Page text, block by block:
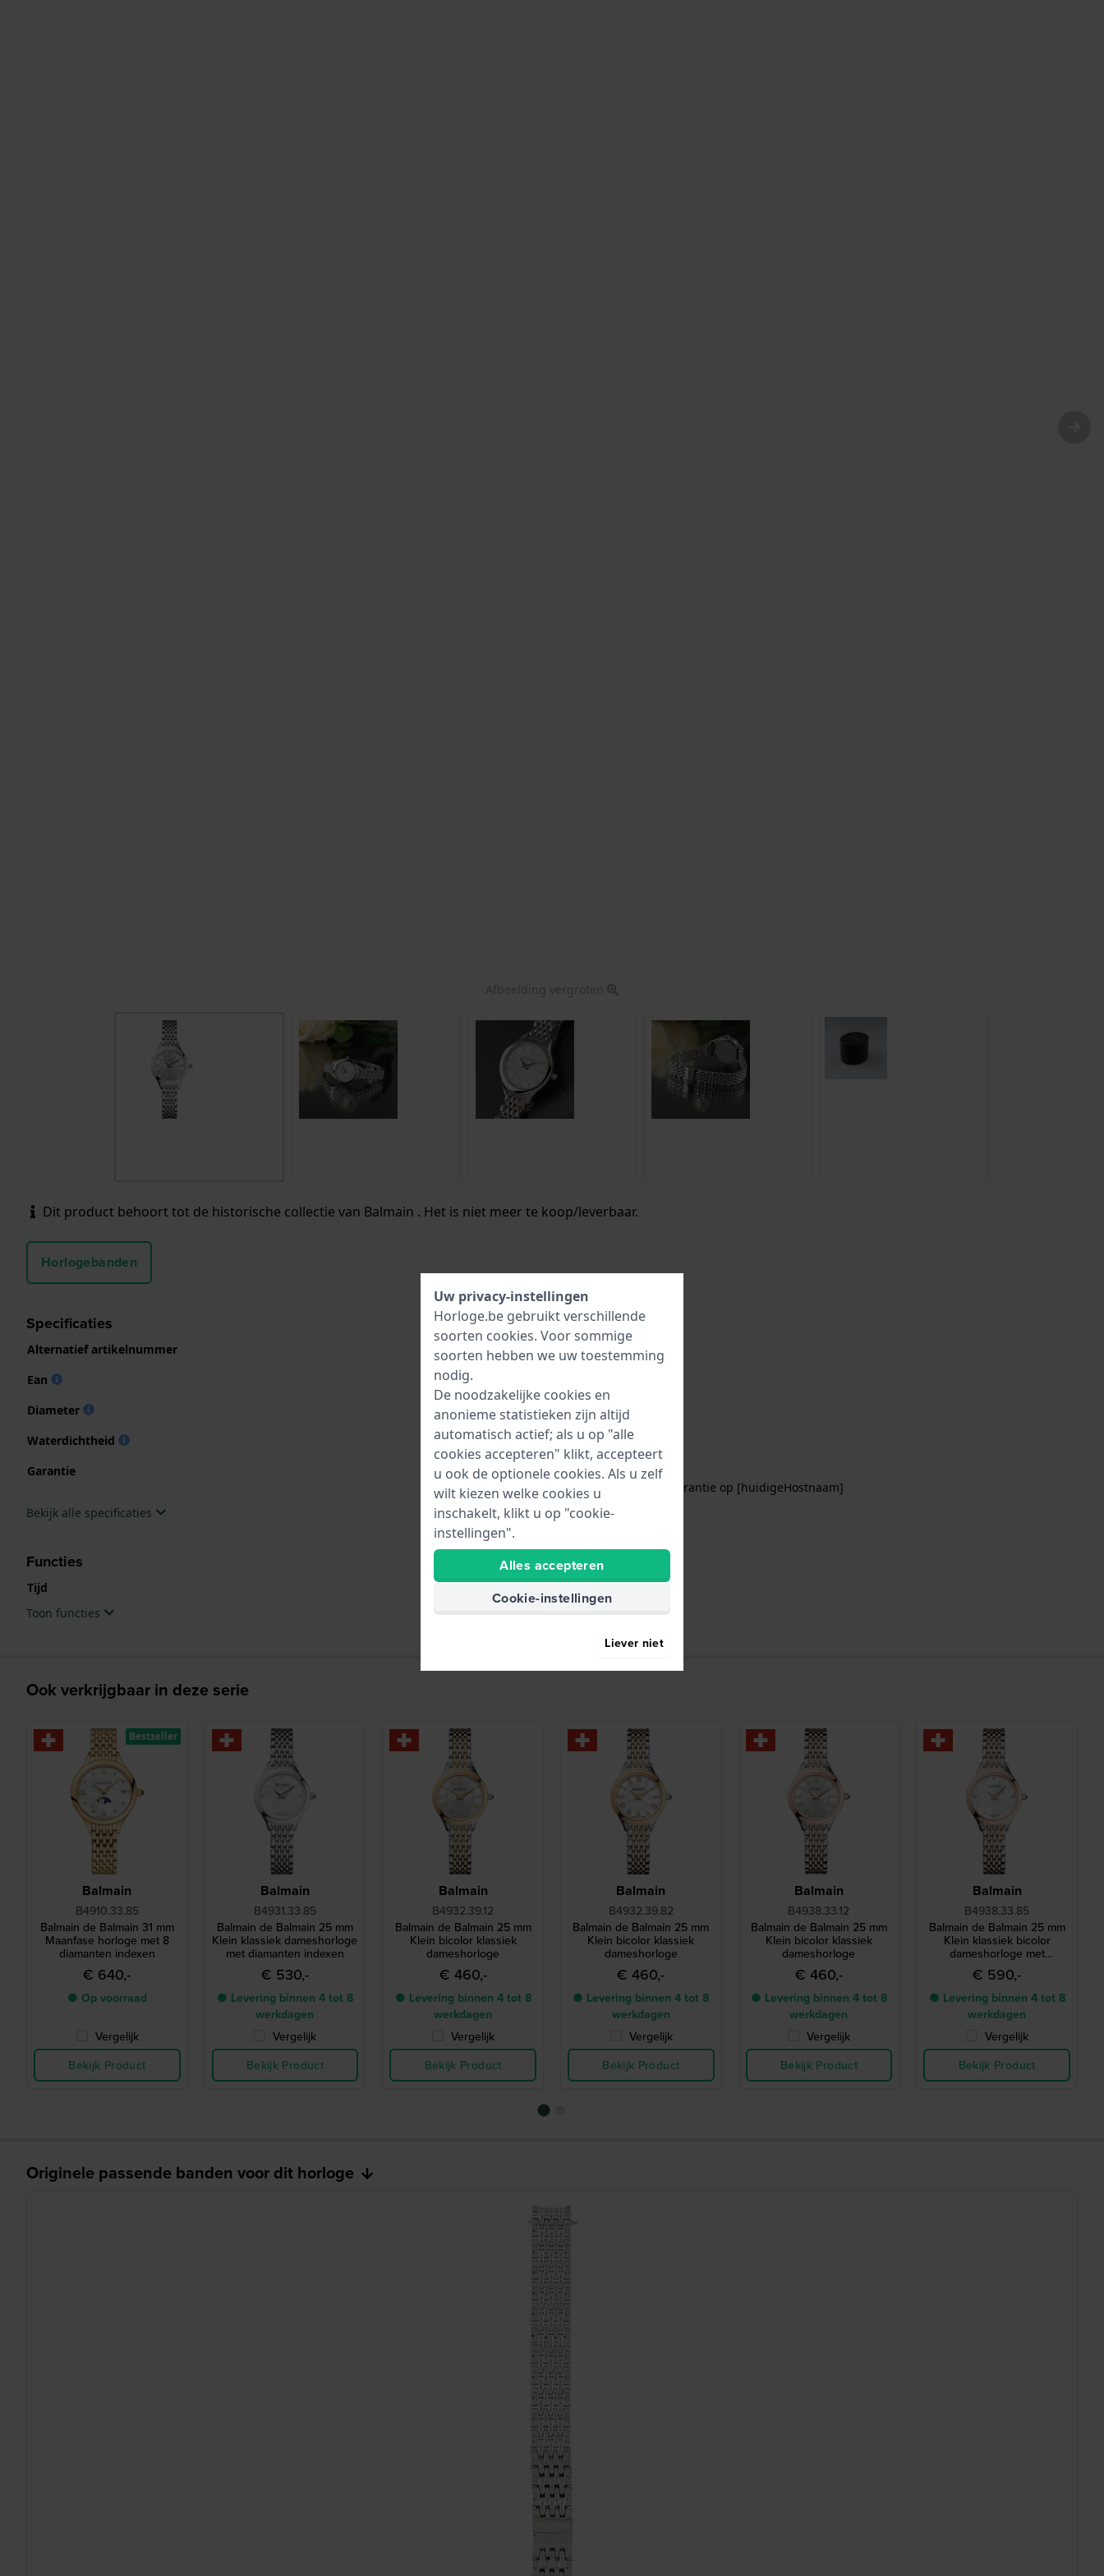
Afbeelding vergroten
Dit product behoort tot de historische collectie van Balmain . Het is niet meer te koop/leverbaar.
Horlogebanden
Specificaties
Alternatief artikelnummer
B49313312
Ean
Diameter
25 mm
Waterdichtheid
5 Bar (douchen)
Garantie
2 jaar garantie
Gratis
1 jaar extra garantie op [huidigeHostnaam]
Bekijk alle specificaties
Functies
Tijd
Uren - Analoge wijzer
Toon functies
Ook verkrijgbaar in deze serie
Balmain
B4910.33.85
Balmain de Balmain 31 mm
Maanfase horloge met 8
diamanten indexen
€ 640,-
● Op voorraad
Vergelijk
Bekijk Product
Bestseller
Balmain
B4931.33.85
Balmain de Balmain 25 mm
Klein klassiek dameshorloge
met diamanten indexen
€ 530,-
● Levering binnen 4 tot 8
werkdagen
Vergelijk
Bekijk Product
Balmain
B4932.39.12
Balmain de Balmain 25 mm
Klein bicolor klassiek
dameshorloge
€ 460,-
● Levering binnen 4 tot 8
werkdagen
Vergelijk
Bekijk Product
Balmain
B4932.39.82
Balmain de Balmain 25 mm
Klein bicolor klassiek
dameshorloge
€ 460,-
● Levering binnen 4 tot 8
werkdagen
Vergelijk
Bekijk Product
Balmain
B4938.33.12
Balmain de Balmain 25 mm
Klein bicolor klassiek
dameshorloge
€ 460,-
● Levering binnen 4 tot 8
werkdagen
Vergelijk
Bekijk Product
Balmain
B4938.33.85
Balmain de Balmain 25 mm
Klein klassiek bicolor
dameshorloge met
diamanten indexen
€ 590,-
● Levering binnen 4 tot 8
werkdagen
Vergelijk
Bekijk Product
Originele passende banden voor dit horloge
Uw privacy-instellingen
Horloge.be gebruikt verschillende
soorten cookies. Voor sommige
soorten hebben we uw toestemming
nodig.
De noodzakelijke cookies en
anonieme statistieken zijn altijd
automatisch actief; als u op "alle
cookies accepteren" klikt, accepteert
u ook de optionele cookies. Als u zelf
wilt kiezen welke cookies u
inschakelt, klikt u op "cookie-
instellingen".
Alles accepteren
Cookie-instellingen
Liever niet